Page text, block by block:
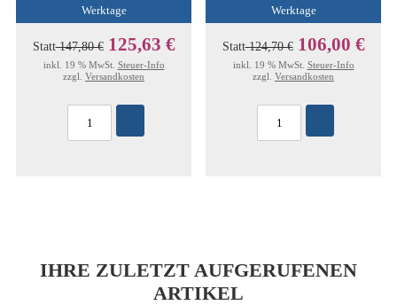
Werktage
Statt147,80 € 125,63 €
inkl. 19 % MwSt. Steuer-Info
zzgl. Versandkosten
Werktage
Statt124,70 € 106,00 €
inkl. 19 % MwSt. Steuer-Info
zzgl. Versandkosten
IHRE ZULETZT AUFGERUFENEN
ARTIKEL